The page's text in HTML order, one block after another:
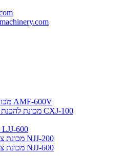
מכונת עיצוב מזון AMF-600V
מכונת להכנת קציצות בשר CXJ-100
מכונת חבטה LJJ-600
מכונת צלייה טמפורה NJJ-200
מכונת צלייה טמפורה NJJ-600